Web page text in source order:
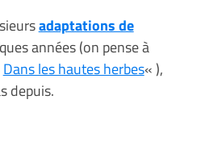
adaptations de
années (on pense à
Dans les hautes herbes« ),
depuis.